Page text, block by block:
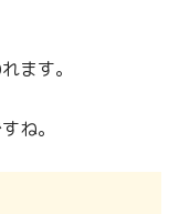
ます。
ね。